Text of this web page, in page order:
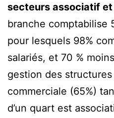
secteurs associatif
branche comptabilise
pour lesquels 98%
salariés, et 70 %
gestion des
commerciale (65%)
d’un quart est